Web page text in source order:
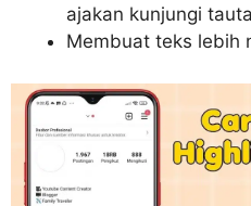
ajakan kunjungi
Membuat teks lebih